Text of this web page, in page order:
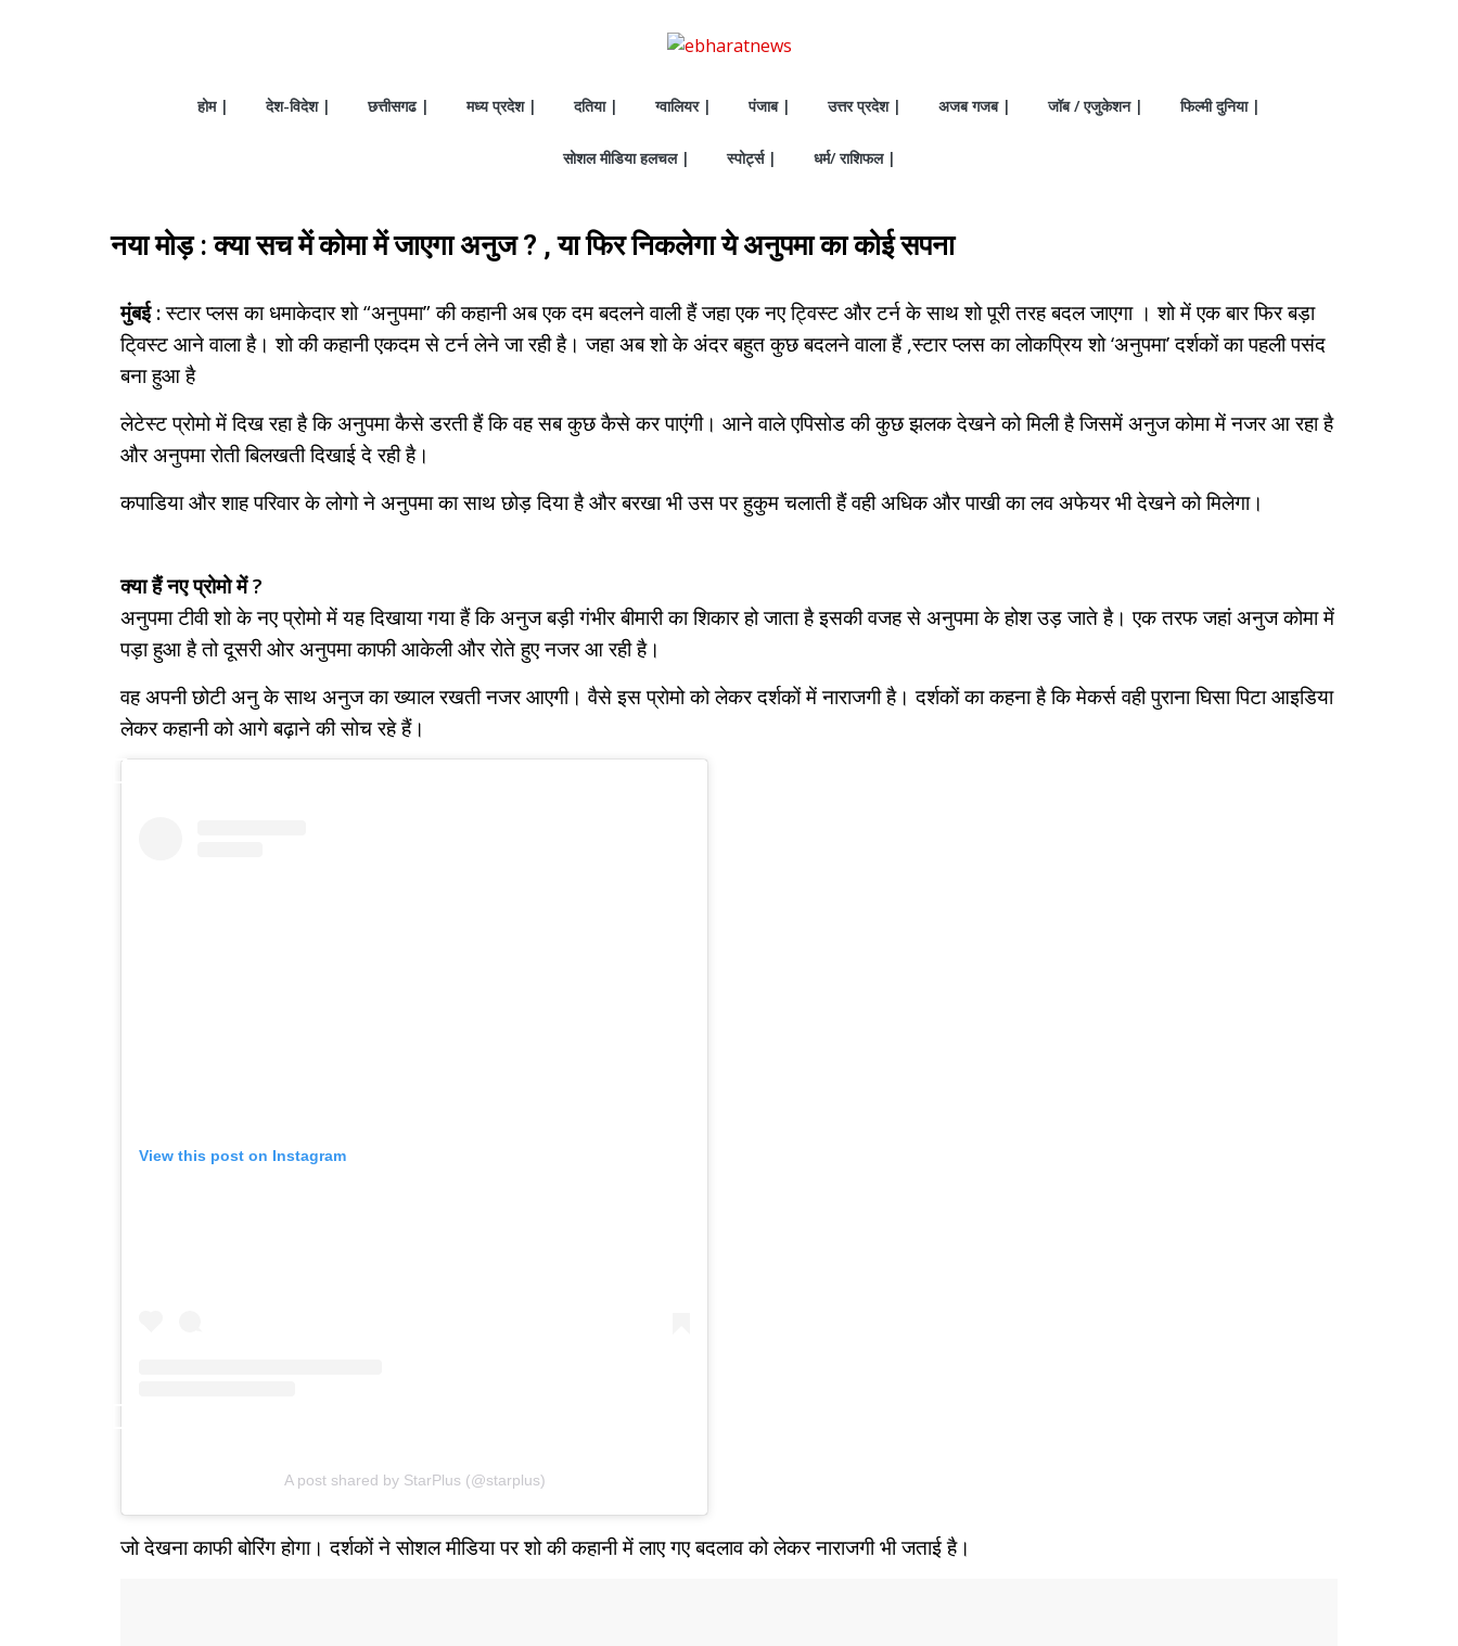
होम | देश-विदेश | छत्तीसगढ | मध्य प्रदेश | दतिया | ग्वालियर | पंजाब | उत्तर प्रदेश | अजब गजब | जॉब / एजुकेशन | फिल्मी दुनिया |
सोशल मीडिया हलचल | स्पोर्ट्स | धर्म/ राशिफल |
नया मोड़ : क्या सच में कोमा में जाएगा अनुज ? , या फिर निकलेगा ये अनुपमा का कोई सपना
मुंबई :स्टार प्लस का धमाकेदार शो “अनुपमा” की कहानी अब एक दम बदलने वाली हैं जहा एक नए ट्विस्ट और टर्न के साथ शो पूरी तरह बदल जाएगा । शो में एक बार फिर बड़ा
टि्वस्ट आने वाला है। शो की कहानी एकदम से टर्न लेने जा रही है। जहा अब शो के अंदर बहुत कुछ बदलने वाला हैं ,स्टार प्लस का लोकप्रिय शो ‘अनुपमा’ दर्शकों का पहली पसंद
बना हुआ है
लेटेस्ट प्रोमो में दिख रहा है कि अनुपमा कैसे डरती हैं कि वह सब कुछ कैसे कर पाएंगी। आने वाले एपिसोड की कुछ झलक देखने को मिली है जिसमें अनुज कोमा में नजर आ रहा है
और अनुपमा रोती बिलखती दिखाई दे रही है।
कपाडिया और शाह परिवार के लोगो ने अनुपमा का साथ छोड़ दिया है और बरखा भी उस पर हुकुम चलाती हैं वही अधिक और पाखी का लव अफेयर भी देखने को मिलेगा।
क्या हैं नए प्रोमो में ?
अनुपमा टीवी शो के नए प्रोमो में यह दिखाया गया हैं कि अनुज बड़ी गंभीर बीमारी का शिकार हो जाता है इसकी वजह से अनुपमा के होश उड़ जाते है। एक तरफ जहां अनुज कोमा में
पड़ा हुआ है तो दूसरी ओर अनुपमा काफी आकेली और रोते हुए नजर आ रही है।
वह अपनी छोटी अनु के साथ अनुज का ख्याल रखती नजर आएगी। वैसे इस प्राेमो को लेकर दर्शकों में नाराजगी है। दर्शकों का कहना है कि मेकर्स वही पुराना घिसा पिटा आइडिया
लेकर कहानी को आगे बढ़ाने की सोच रहे हैं।
View this post on Instagram
A post shared by StarPlus (@starplus)
जो देखना काफी बोरिंग होगा। दर्शकों ने सोशल मीडिया पर शो की कहानी में लाए गए बदलाव को लेकर नाराजगी भी जताई है।